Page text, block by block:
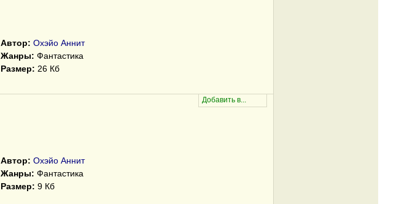
Автор: Охэйо Аннит
Жанры: Фантастика
Размер: 26 Кб
Автор: Охэйо Аннит
Жанры: Фантастика
Размер: 9 Кб